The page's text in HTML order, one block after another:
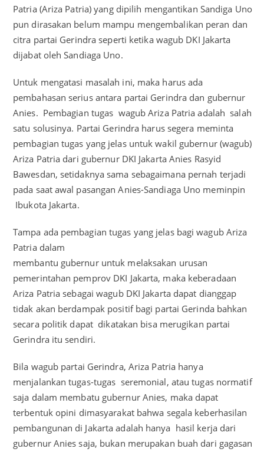
Patria (Ariza Patria) yang dipilih mengantikan Sandiga Uno
pun dirasakan belum mampu mengembalikan peran dan
citra partai Gerindra seperti ketika wagub DKI Jakarta
dijabat oleh Sandiaga Uno.
Untuk mengatasi masalah ini, maka harus ada
pembahasan serius antara partai Gerindra dan gubernur
Anies. Pembagian tugas wagub Ariza Patria adalah salah
satu solusinya. Partai Gerindra harus segera meminta
pembagian tugas yang jelas untuk wakil gubernur (wagub)
Ariza Patria dari gubernur DKI Jakarta Anies Rasyid
Bawesdan, setidaknya sama sebagaimana pernah terjadi
pada saat awal pasangan Anies-Sandiaga Uno meminpin
Ibukota Jakarta.
Tampa ada pembagian tugas yang jelas bagi wagub Ariza
Patria dalam
membantu gubernur untuk melaksakan urusan
pemerintahan pemprov DKI Jakarta, maka keberadaan
Ariza Patria sebagai wagub DKI Jakarta dapat dianggap
tidak akan berdampak positif bagi partai Gerinda bahkan
secara politik dapat dikatakan bisa merugikan partai
Gerindra itu sendiri.
Bila wagub partai Gerindra, Ariza Patria hanya
menjalankan tugas-tugas seremonial, atau tugas normatif
saja dalam membatu gubernur Anies, maka dapat
terbentuk opini dimasyarakat bahwa segala keberhasilan
pembangunan di Jakarta adalah hanya hasil kerja dari
gubernur Anies saja, bukan merupakan buah dari gagasan